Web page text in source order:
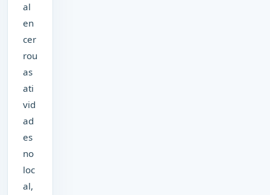
al
en
cer
rou
as
ati
vid
ad
es
no
loc
al,